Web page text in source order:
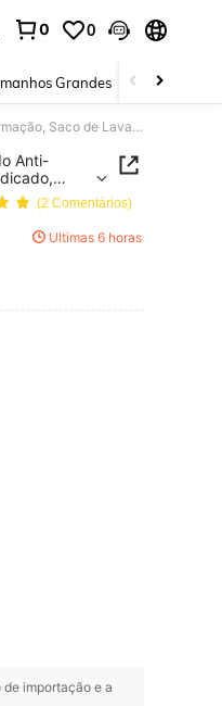
0 0
Grandes Joias e
1 Peça Saco de Lavagem de Sutiã Reforçado Anti-Deformação, Saco de Lavagem de Sutiã Dedicado, Saco de Proteção de Roupa Íntima Diária para Máquina de Lavar Doméstica, Adequado para Vários Sutiãs, Roupas Íntimas, Calcinhas, Adequado para Lavagem Doméstica Diária. Armazenamento de Viagem, Armazenamento de Banheiro para Artigos de Higiene, Essencial de Viagem
Anti-
Máquina
(2 Comentários)
Últimas 6 horas
importação e a